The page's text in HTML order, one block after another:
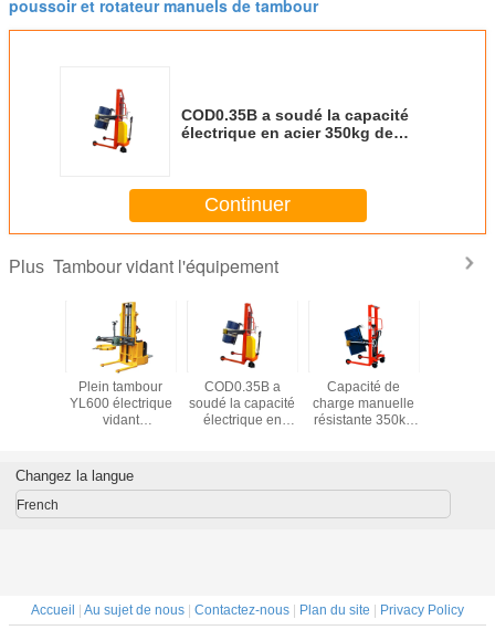
Puissance de
station de
V/W DC-12/1500
poussoir et rotateur manuels de tambour
COD0.35B a soudé la capacité
électrique en acier 350kg de
Continuer
Plus Tambour vidant l'équipement
la
520Kg
Plein tambour
YL600 électrique
vidant
intelligente
2350mm de la
poussoir de
COD0.35B a
soudé la capacité
électrique en
Construce
Capacité de
charge manuelle
résistante 350kg
COT0.35B
série
Changez la langue
French
Accueil | Au sujet de nous | Contactez-nous | Plan du site | Privacy Policy